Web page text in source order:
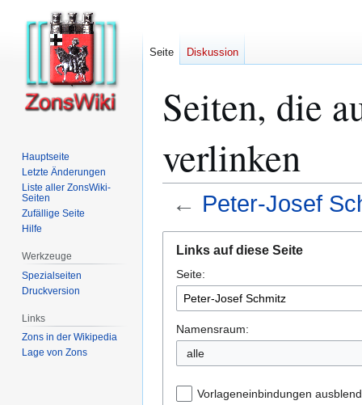
Seiten, die
verlinken
← Peter-Josef
Navigation
springen
Suche
springen
Links auf diese Seite
Seite:
Namensraum:
alle
Vorlageneinbindungen
Seite Diskussion
Hauptseite
Letzte Änderungen
Liste aller ZonsWiki-
Seiten
Zufällige Seite
Hilfe
Werkzeuge
Spezialseiten
Druckversion
Links
Zons in der Wikipedia
Lage von Zons